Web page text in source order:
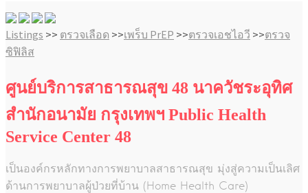
Listings >> ตรวจเลือด >>เพร็บ PrEP >>ตรวจเอชไอวี >>ตรวจ
ซิฟิลิส
ศูนย์บริการสาธารณสุข 48 นาควัชระอุทิศ
สำนักอนามัย กรุงเทพฯ Public Health
Service Center 48
เป็นองค์กรหลักทางการพยาบาลสาธารณสุข มุ่งสู่ความเป็นเลิศ
ด้านการพยาบาลผู้ป่วยที่บ้าน (Home Health Care)